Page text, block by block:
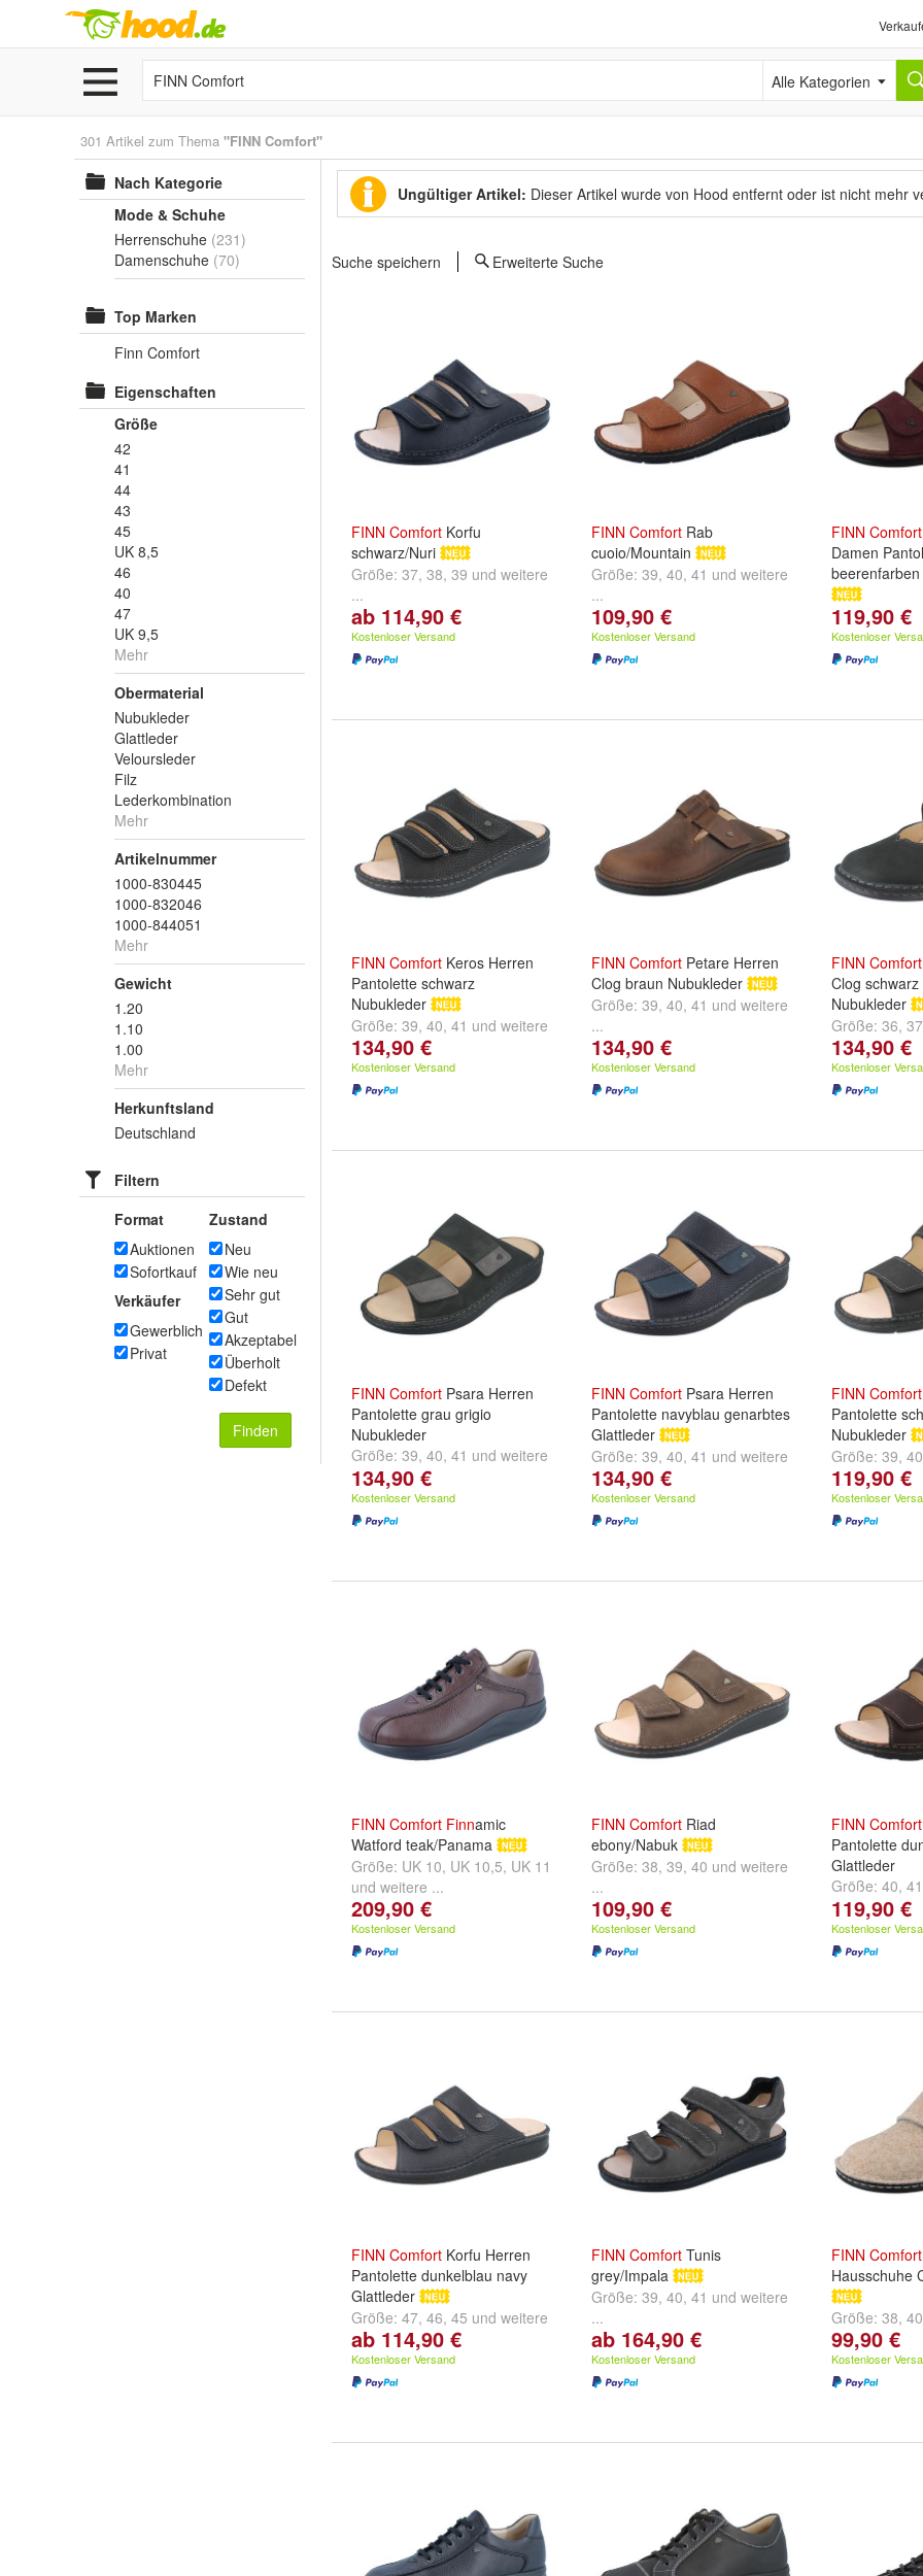
Alle Kategorien
301 Artikel zum Thema "FINN Comfort"
Nach Kategorie
Mode & Schuhe
Herrenschuhe (231)
Damenschuhe (70)
Top Marken
Finn Comfort
Eigenschaften
Größe
42
41
44
43
45
UK 8,5
46
40
47
UK 9,5
Mehr
Obermaterial
Nubukleder
Glattleder
Veloursleder
Filz
Lederkombination
Mehr
Artikelnummer
1000-830445
1000-832046
1000-844051
Mehr
Gewicht
1.20
1.10
1.00
Mehr
Herkunftsland
Deutschland
Filtern
Format
Auktionen
Sofortkauf
Verkäufer
Gewerblich
Privat
Zustand
Neu
Wie neu
Sehr gut
Gut
Akzeptabel
Überholt
Defekt
Finden
Ungültiger Artikel: Dieser Artikel wurde von Hood entfernt oder ist nicht mehr
Suche speichern Erweiterte Suche
FINN Comfort Korfu
schwarz/Nuri
Größe: 37, 38, 39 und weitere
...
ab 114,90 €
Kostenloser Versand
FINN Comfort Rab
cuoio/Mountain
Größe: 39, 40, 41 und weitere
...
109,90 €
Kostenloser Versand
FINN Comfort
Damen
Größe:36 ,37
...
119,90 €
Kostenloser
FINN Comfort Keros Herren
Pantolette schwarz
Nubukleder
Größe: 39, 40, 41 und weitere
...
134,90 €
Kostenloser Versand
FINN Comfort Petare Herren
Clog braun Nubukleder
Größe: 39, 40, 41 und weitere
...
134,90 €
Kostenloser Versand
FINN Comfort
Clog schwarz
Nubukleder
Größe: 36, 37
...
134,90 €
Kostenloser
FINN Comfort Psara Herren
Pantolette grau grigio
Nubukleder
Größe: 39, 40, 41 und weitere
...
134,90 €
Kostenloser Versand
FINN Comfort Psara Herren
Pantolette navyblau genarbtes
Glattleder
Größe: 39, 40, 41 und weitere
...
134,90 €
Kostenloser Versand
FINN Comfort
Pantolette
Nubukleder
Größe: 39, 40
...
119,90 €
Kostenloser
FINN Comfort Finnamic
Watford teak/Panama
Größe: UK 10, UK 10,5, UK 11
und weitere ...
209,90 €
Kostenloser Versand
FINN Comfort Riad
ebony/Nabuk
Größe: 38, 39, 40 und weitere
...
109,90 €
Kostenloser Versand
FINN Comfort
Pantolette
Glattleder
Größe: 40, 41
...
119,90 €
Kostenloser
FINN Comfort Korfu Herren
Pantolette dunkelblau navy
Glattleder
Größe: 47, 46, 45 und weitere
...
ab 114,90 €
Kostenloser Versand
FINN Comfort Tunis
grey/Impala
Größe: 39, 40, 41 und weitere
...
ab 164,90 €
Kostenloser Versand
FINN Comfort
Hausschuhe
Größe: 38, 40
...
99,90 €
Kostenloser